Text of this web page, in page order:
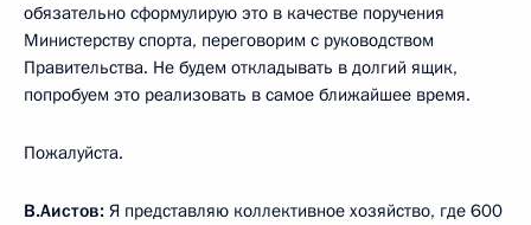
обязательно сформулирую это в качестве поручения
Министерству спорта, переговорим с руководством
Правительства. Не будем откладывать в долгий ящик,
попробуем это реализовать в самое ближайшее время.
Пожалуйста.
В.Аистов: Я представляю коллективное хозяйство, где 600